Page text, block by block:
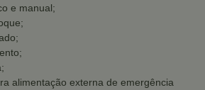
e manual;
alimentação externa de emergência